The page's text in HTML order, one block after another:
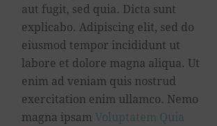
aut fugit, sed quia. Dicta sunt
explicabo. Adipiscing elit, sed do
eiusmod tempor incididunt ut
labore et dolore magna aliqua. Ut
enim ad veniam quis nostrud
exercitation enim ullamco. Nemo
magna ipsam Voluptatem Quia